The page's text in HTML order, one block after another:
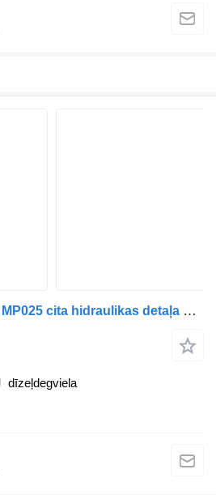
Tail Lift Pump System MP025 cita hidraulikas detaļa paredzēts Scania K,N,F autobusa
dīzeļdegviela